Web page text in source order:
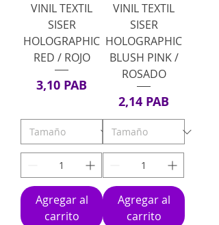
VINIL TEXTIL
SISER
HOLOGRAPHIC
RED / ROJO
Precio
3,10 PAB
Agregar al
carrito
VINIL TEXTIL
SISER
HOLOGRAPHIC
BLUSH PINK /
ROSADO
Precio
2,14 PAB
Agregar al
carrito